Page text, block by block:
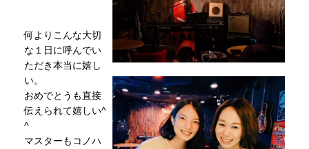
何よりこんな大切
な１日に呼んでい
ただき本当に嬉し
い。
おめでとうも直接
伝えられて嬉しい^
^
マスターもコノハ